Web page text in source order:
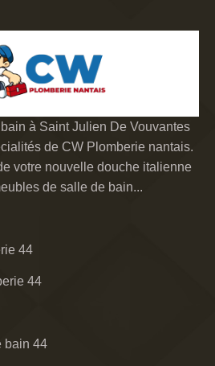
à Saint Julien De Vouvantes
de CW Plomberie nantais.
votre nouvelle douche italienne
de salle de bain...
44
44
bain 44